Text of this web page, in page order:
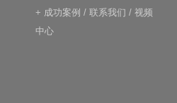
+ 成功案例 / 联系我们 / 视频
中心